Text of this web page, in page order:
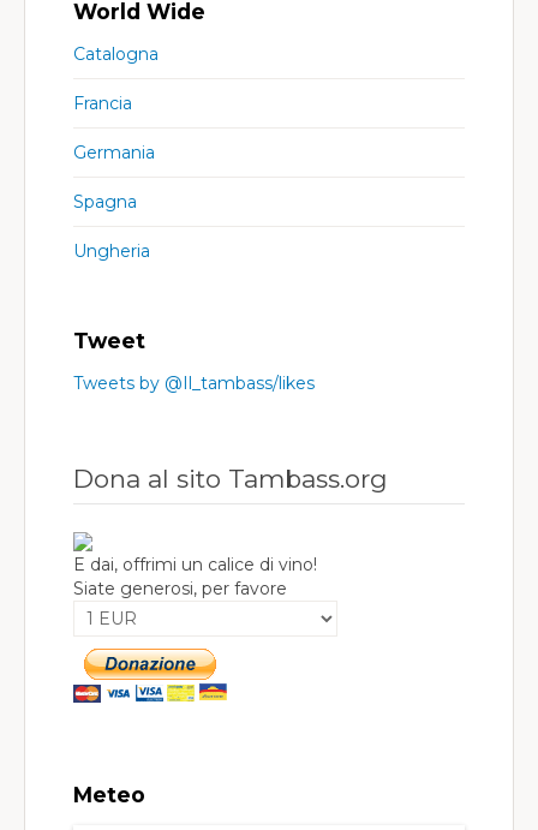
World Wide
Catalogna
Francia
Germania
Spagna
Ungheria
Tweet
Tweets by @Il_tambass/likes
Dona al sito Tambass.org
E dai, offrimi un calice di vino!
Siate generosi, per favore
Meteo